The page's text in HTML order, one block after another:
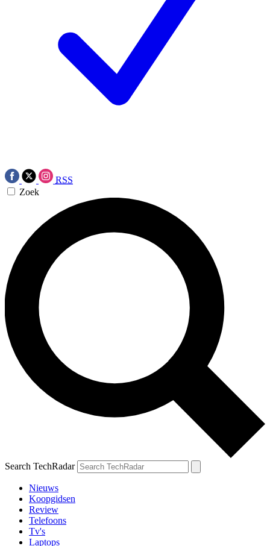
RSS
Zoek
Search TechRadar
Nieuws
Koopgidsen
Review
Telefoons
Tv's
Laptops